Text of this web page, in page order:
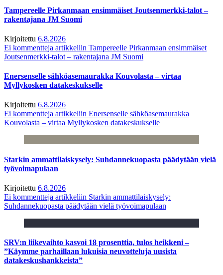
Tampereelle Pirkanmaan ensimmäiset Joutsenmerkki-talot –
rakentajana JM Suomi
Kirjoitettu 6.8.2026
Ei kommentteja artikkeliin Tampereelle Pirkanmaan ensimmäiset
Joutsenmerkki-talot – rakentajana JM Suomi
Enersenselle sähköasemaurakka Kouvolasta – virtaa
Myllykosken datakeskukselle
Kirjoitettu 6.8.2026
Ei kommentteja artikkeliin Enersenselle sähköasemaurakka
Kouvolasta – virtaa Myllykosken datakeskukselle
Starkin ammattilaiskysely: Suhdannekuopasta päädytään vielä
työvoimapulaan
Kirjoitettu 6.8.2026
Ei kommentteja artikkeliin Starkin ammattilaiskysely:
Suhdannekuopasta päädytään vielä työvoimapulaan
SRV:n liikevaihto kasvoi 18 prosenttia, tulos heikkeni –
”Käymme parhaillaan lukuisia neuvotteluja uusista
datakeskushankkeista”